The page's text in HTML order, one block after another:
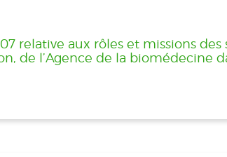
relative aux rôles et missions des
de l’Agence de la biomédecine